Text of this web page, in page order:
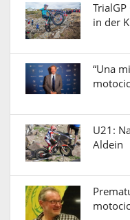
in der
“Una
U21:
Aldein